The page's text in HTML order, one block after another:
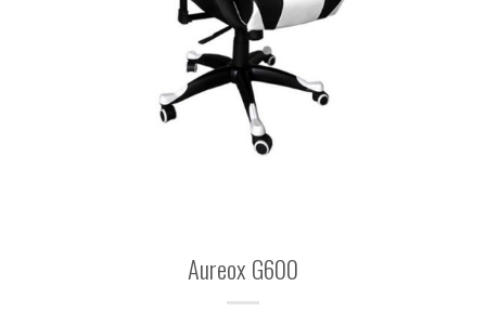
Aureox G600